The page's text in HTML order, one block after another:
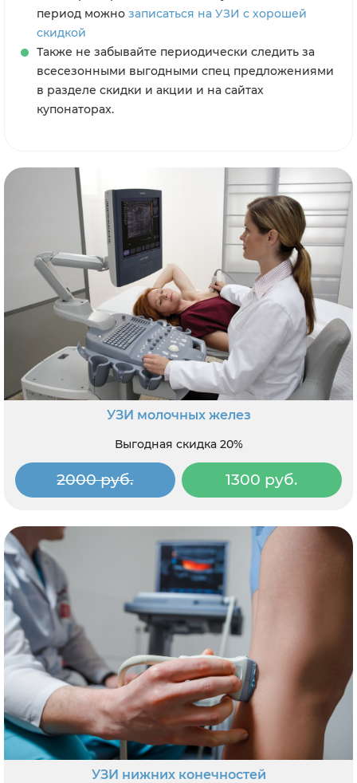
период можно записаться на УЗИ с хорошей
скидкой
Также не забывайте периодически следить за
всесезонными выгодными спец предложениями
в разделе скидки и акции и на сайтах
купонаторах.
УЗИ молочных желез
Выгодная скидка 20%
2000 руб. 1300 руб.
УЗИ нижних конечностей